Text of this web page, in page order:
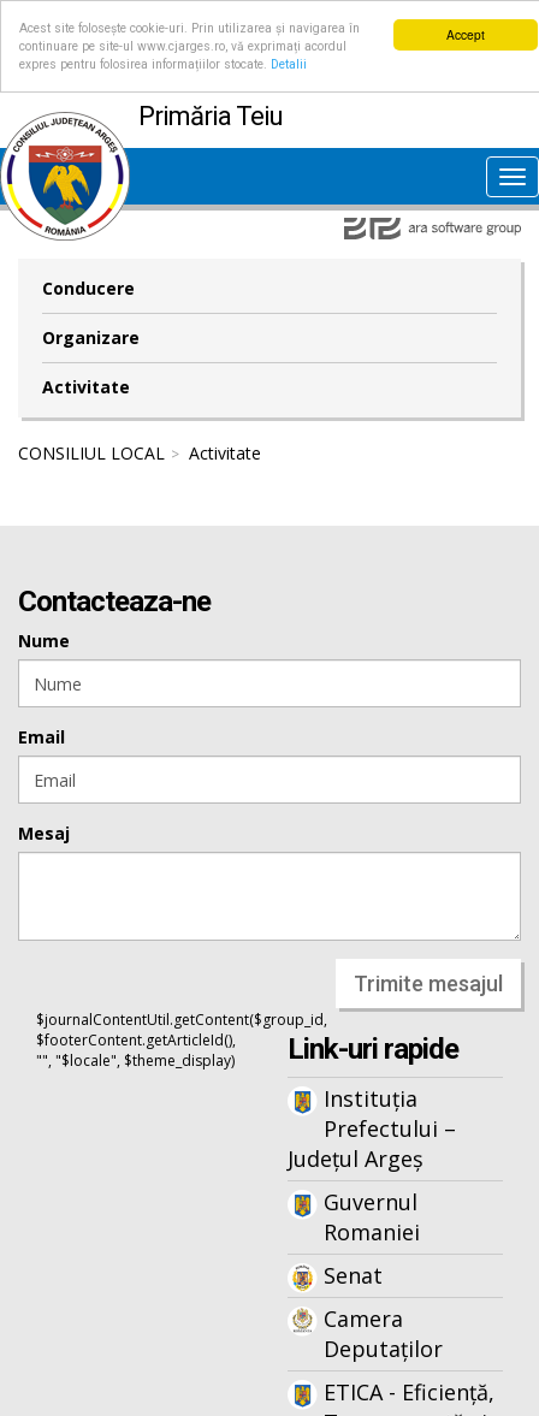
Accept
Acest site folosește cookie-uri. Prin utilizarea și navigarea în
continuare pe site-ul www.cjarges.ro, vă exprimați acordul
expres pentru folosirea informațiilor stocate.
Detalii
Primăria Teiu
Conducere
Organizare
Activitate
CONSILIUL LOCAL Activitate
Contacteaza-ne
Nume
Email
Mesaj
Trimite mesajul
$journalContentUtil.getContent($group_id,
$footerContent.getArticleId(),
"", "$locale", $theme_display)
Link-uri rapide
Instituția
Prefectului –
Județul Argeș
Guvernul
Romaniei
Senat
Camera
Deputaților
ETICA - Eficiență,